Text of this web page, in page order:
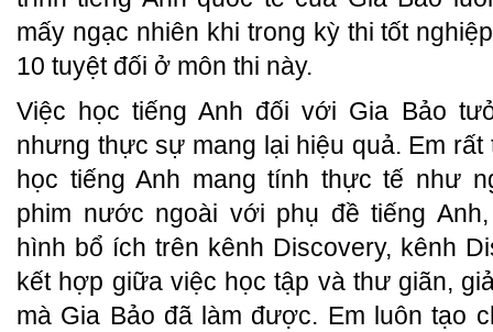
mấy ngạc nhiên khi trong kỳ thi tốt
10 tuyệt đối ở môn thi này.
Việc học tiếng Anh đối với Gia Bảo
nhưng thực sự mang lại hiệu quả. Em
học tiếng Anh mang tính thực tế như
phim nước ngoài với phụ đề tiếng
hình bổ ích trên kênh Discovery, kênh
kết hợp giữa việc học tập và thư giãn,
mà Gia Bảo đã làm được. Em luôn tạo